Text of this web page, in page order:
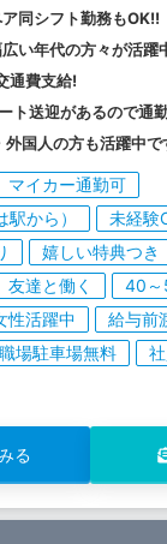
同シフト勤務もOK!!
い年代の方々が活躍
通費支給!
ト送迎があるので通
国人の方も活躍中で
マイカー通勤可
から）
未経験
嬉しい特典つき
友達と働く
40～
性活躍中
給与前
職場駐車場無料
る